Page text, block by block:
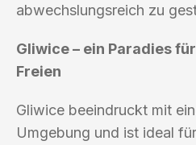
abwechslungsreich zu
Gliwice – ein Paradies
Freien
Gliwice beeindruckt mit
Umgebung und ist ideal